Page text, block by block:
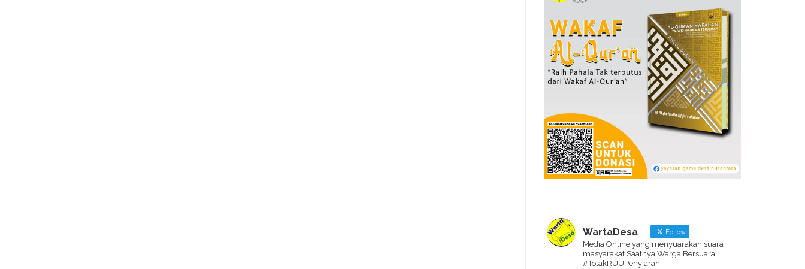
WartaDesa Follow
Media Online yang menyuarakan suara
masyarakat Saatnya Warga Bersuara
#TolakRUUPenyiaran